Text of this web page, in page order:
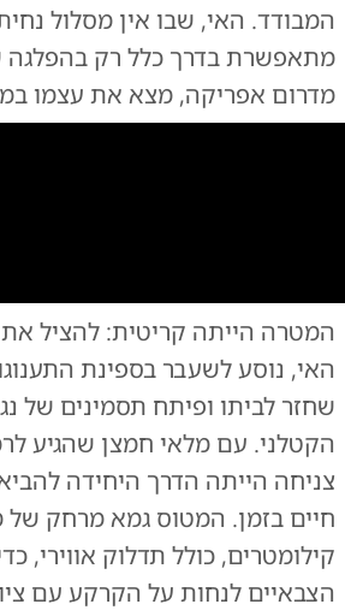
המבודד. האי, שבו אין מסלול
מתאפשרת בדרך כלל רק בהפלגה
מדרום אפריקה, מצא את עצמו
המבצע הבריטי |
המטרה הייתה קריטית: להציל
שחזר לביתו ופיתח תסמינים של
הקטלני. עם מלאי חמצן שהגיע
צניחה הייתה הדרך היחידה
קילומטרים, כולל תדלוק אווירי,
הצבאיים לנחות על הקרקע עם